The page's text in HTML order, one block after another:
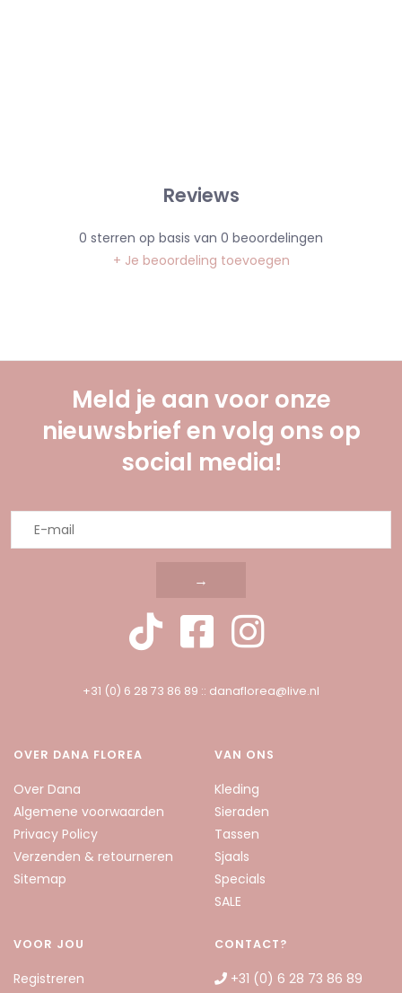
Reviews
0 sterren op basis van 0 beoordelingen
+ Je beoordeling toevoegen
Meld je aan voor onze
nieuwsbrief en volg ons op
social media!
→
+31 (0) 6 28 73 86 89 :: danaflorea@live.nl
OVER DANA FLOREA
Over Dana
Algemene voorwaarden
Privacy Policy
Verzenden & retourneren
Sitemap
VAN ONS
Kleding
Sieraden
Tassen
Sjaals
Specials
SALE
VOOR JOU
Registreren
CONTACT?
+31 (0) 6 28 73 86 89